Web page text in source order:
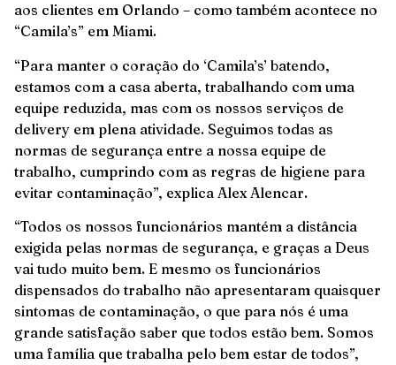
aos clientes em Orlando – como também acontece no
“Camila’s” em Miami.
“Para manter o coração do ‘Camila’s’ batendo,
estamos com a casa aberta, trabalhando com uma
equipe reduzida, mas com os nossos serviços de
delivery em plena atividade. Seguimos todas as
normas de segurança entre a nossa equipe de
trabalho, cumprindo com as regras de higiene para
evitar contaminação”, explica Alex Alencar.
“Todos os nossos funcionários mantém a distância
exigida pelas normas de segurança, e graças a Deus
vai tudo muito bem. E mesmo os funcionários
dispensados do trabalho não apresentaram quaisquer
sintomas de contaminação, o que para nós é uma
grande satisfação saber que todos estão bem. Somos
uma família que trabalha pelo bem estar de todos”,